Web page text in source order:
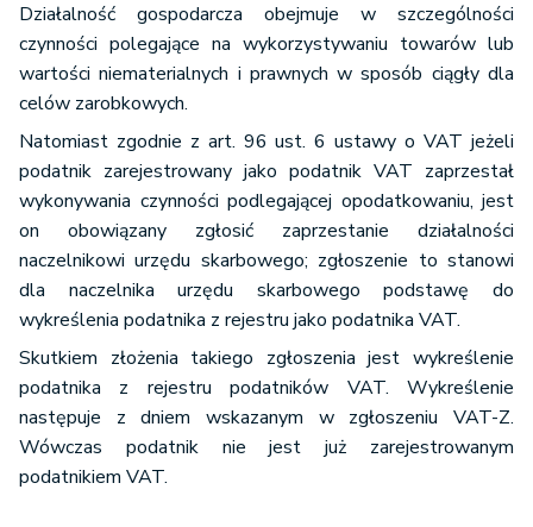
Działalność gospodarcza obejmuje w szczególności
czynności polegające na wykorzystywaniu towarów lub
wartości niematerialnych i prawnych w sposób ciągły dla
celów zarobkowych.
Natomiast zgodnie z art. 96 ust. 6 ustawy o VAT jeżeli
podatnik zarejestrowany jako podatnik VAT zaprzestał
wykonywania czynności podlegającej opodatkowaniu, jest
on obowiązany zgłosić zaprzestanie działalności
naczelnikowi urzędu skarbowego; zgłoszenie to stanowi
dla naczelnika urzędu skarbowego podstawę do
wykreślenia podatnika z rejestru jako podatnika VAT.
Skutkiem złożenia takiego zgłoszenia jest wykreślenie
podatnika z rejestru podatników VAT. Wykreślenie
następuje z dniem wskazanym w zgłoszeniu VAT-Z.
Wówczas podatnik nie jest już zarejestrowanym
podatnikiem VAT.